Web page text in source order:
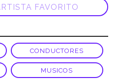
CONDUCTORES
MUSICOS